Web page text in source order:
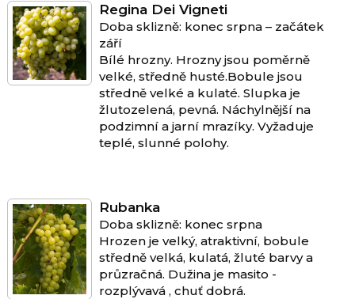
Regina Dei Vigneti
Doba sklizně: konec srpna – začátek
září
Bílé hrozny. Hrozny jsou poměrně
velké, středně husté.Bobule jsou
středně velké a kulaté. Slupka je
žlutozelená, pevná. Náchylnější na
podzimní a jarní mrazíky. Vyžaduje
teplé, slunné polohy.
Rubanka
Doba sklizně: konec srpna
Hrozen je velký, atraktivní, bobule
středně velká, kulatá, žluté barvy a
průzračná. Dužina je masito -
rozplývavá , chuť dobrá.